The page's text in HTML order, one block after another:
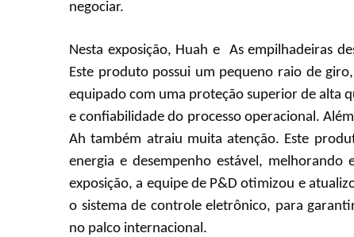
negociar.
Nesta exposição, Huah e
As empilhadeiras
Este produto possui um pequeno raio de
equipado com uma proteção superior de alta
e confiabilidade do processo operacional.
Ah também atraiu muita atenção. Este
energia e desempenho estável, melhorando
exposição, a equipe de P&D otimizou e
o sistema de controle eletrônico, para
no palco internacional.